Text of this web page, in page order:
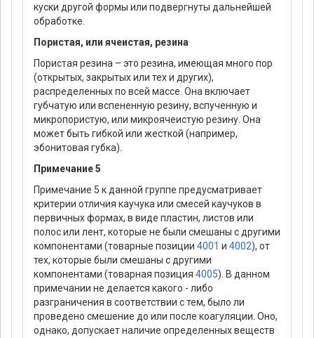
куски другой формы или подвергнуты дальнейшей
обработке.
Пористая, или ячеистая, резина
Пористая резина – это резина, имеющая много пор
(открытых, закрытых или тех и других),
распределенных по всей массе. Она включает
губчатую или вспененную резину, вспученную и
микропористую, или микроячеистую резину. Она
может быть гибкой или жесткой (например,
эбонитовая губка).
Примечание 5
Примечание 5 к данной группе предусматривает
критерии отличия каучука или смесей каучуков в
первичных формах, в виде пластин, листов или
полос или лент, которые не были смешаны с другими
компонентами (товарные позиции 4001 и 4002), от
тех, которые были смешаны с другими
компонентами (товарная позиция 4005). В данном
примечании не делается какого - либо
разграничения в соответствии с тем, было ли
проведено смешение до или после коагуляции. Оно,
однако, допускает наличие определенных веществ